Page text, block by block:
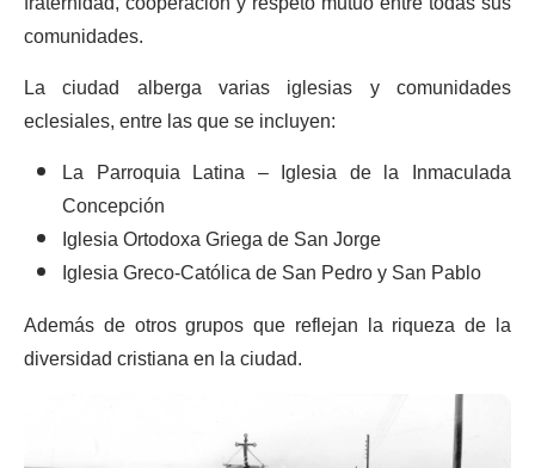
comunidades.
La ciudad alberga varias iglesias y comunidades
eclesiales, entre las que se incluyen:
La Parroquia Latina – Iglesia de la Inmaculada
Concepción
Iglesia Ortodoxa Griega de San Jorge
Iglesia Greco-Católica de San Pedro y San Pablo
Además de otros grupos que reflejan la riqueza de la
diversidad cristiana en la ciudad.